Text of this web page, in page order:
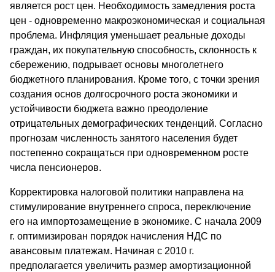
является рост цен. Необходимость замедления роста
цен - одновременно макроэкономическая и социальная
проблема. Инфляция уменьшает реальные доходы
граждан, их покупательную способность, склонность к
сбережению, подрывает основы многолетнего
бюджетного планирования. Кроме того, с точки зрения
создания основ долгосрочного роста экономики и
устойчивости бюджета важно преодоление
отрицательных демографических тенденций. Согласно
прогнозам численность занятого населения будет
постепенно сокращаться при одновременном росте
числа пенсионеров.
Корректировка налоговой политики направлена на
стимулирование внутреннего спроса, переключение
его на импортозамещение в экономике. С начала 2009
г. оптимизирован порядок начисления НДС по
авансовым платежам. Начиная с 2010 г.
предполагается увеличить размер амортизационной